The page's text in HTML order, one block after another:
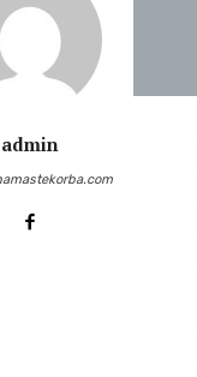
admin